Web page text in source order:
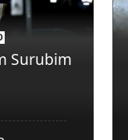
Surubim